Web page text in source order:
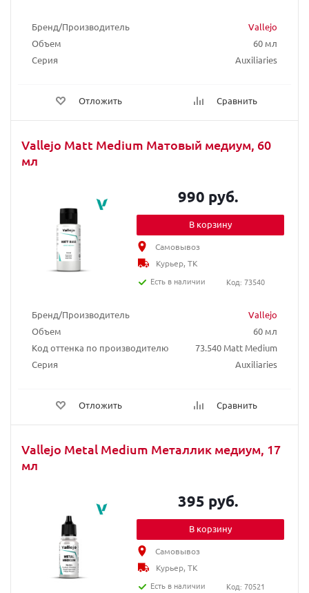
Бренд/Производитель
Vallejo
Объем
60 мл
Серия
Auxiliaries
Отложить Сравнить
Vallejo Matt Medium Матовый медиум, 60
мл
Бренд/Производитель
Vallejo
Объем
60 мл
Код оттенка по производителю
73.540 Matt Medium
Серия
Auxiliaries
Отложить Сравнить
990 руб.
В корзину
Самовывоз
Курьер, ТК
Есть в наличии
Код: 73540
Vallejo Metal Medium Металлик медиум, 17
мл
395 руб.
В корзину
Самовывоз
Курьер, ТК
Есть в наличии
Код: 70521